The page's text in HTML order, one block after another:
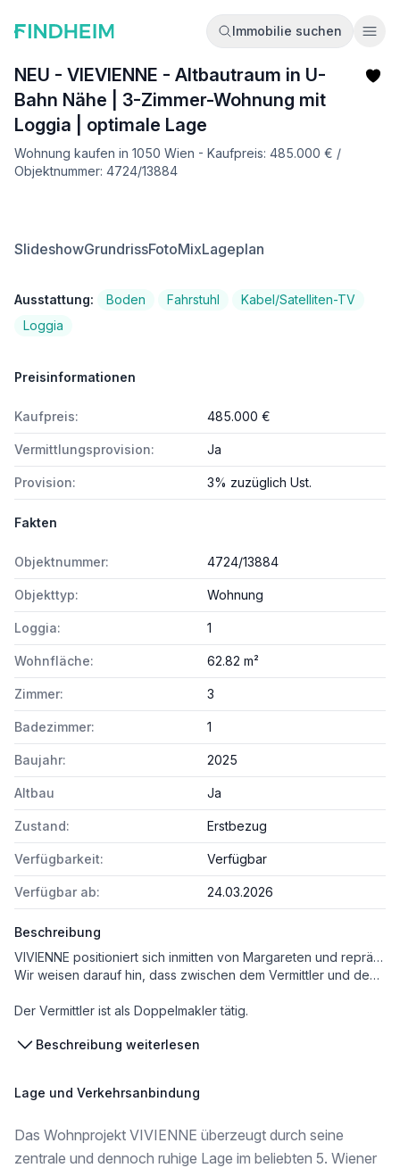
Immobilie suchen
NEU - VIEVIENNE - Altbautraum in U-
Bahn Nähe | 3-Zimmer-Wohnung mit
Loggia | optimale Lage
Wohnung kaufen in 1050 Wien - Kaufpreis: 485.000 € /
Objektnummer: 4724/13884
SlideshowGrundrissFotoMixLageplan
Ausstattung: Boden Fahrstuhl
Kabel/Satelliten-TV
Loggia
Preisinformationen
Kaufpreis: 485.000 €
Vermittlungsprovision: Ja
Provision: 3% zuzüglich Ust.
Fakten
Objektnummer: 4724/13884
Objekttyp: Wohnung
Loggia: 1
Wohnfläche: 62.82 m²
Zimmer: 3
Badezimmer: 1
Baujahr: 2025
Altbau Ja
Zustand: Erstbezug
Verfügbarkeit: Verfügbar
Verfügbar ab: 24.03.2026
Beschreibung
VIVIENNE positioniert sich inmitten von Margareten und repräsentiert stilvolles Wohnen und reine Lebensfreude. Der wiederbelebte Wiener Altbau in der Siebenbrunnengasse 65 im Herzen des 5. Bezirks zeigt sich zeitlos, elegant und voller Elan. Seine Bauweise ist ebenso beeindruckend und lebendig wie die von Wien. Die Lage befindet sich strategisch zwischen dem geschäftigen Stadtleben und dem malerischen Einsiedlerpark und verbindet urbanen Charme mit erholungsreichen Rückzugsorten. In Margareten gibt es eine Vielzahl von Restaurants und erstklassigen Verkehrsanbindungen, die das Leben anregen.
Wir weisen darauf hin, dass zwischen dem Vermittler und dem zu vermittelnden Dritten ein familiäres oder wirtschaftliches Naheverhältnis besteht.
Der Vermittler ist als Doppelmakler tätig.
Infrastruktur / Entfernungen
Arzt <250m
Klinik <1.000m
Krankenhaus <1.000m
Beschreibung weiterlesen
Lage und Verkehrsanbindung
Das Wohnprojekt VIVIENNE überzeugt durch seine
zentrale und dennoch ruhige Lage im beliebten 5. Wiener